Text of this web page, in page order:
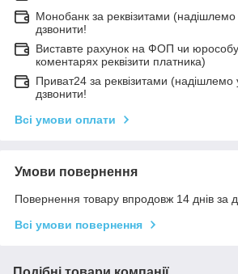
Монобанк за реквізитами
дзвонити!
Виставте рахунок на ФОП чи юрособу
коментарях реквізити платника)
Приват24 за реквізитами
дзвонити!
Всі умови оплати
Умови повернення
Повернення товару впродовж 14 днів за
Всі умови повернення